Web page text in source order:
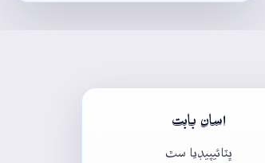
اسان بابت
ڀٽائيپيڊيا سٿ